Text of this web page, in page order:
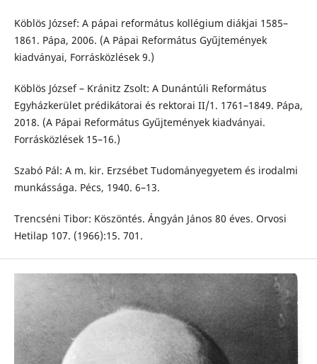
Köblös József: A pápai református kollégium diákjai 1585–
1861. Pápa, 2006. (A Pápai Református Gyűjtemények
kiadványai, Forrásközlések 9.)
Köblös József – Kránitz Zsolt: A Dunántúli Református
Egyházkerület prédikátorai és rektorai II/1. 1761–1849. Pápa,
2018. (A Pápai Református Gyűjtemények kiadványai.
Forrásközlések 15–16.)
Szabó Pál: A m. kir. Erzsébet Tudományegyetem és irodalmi
munkássága. Pécs, 1940. 6–13.
Trencséni Tibor: Köszöntés. Ángyán János 80 éves. Orvosi
Hetilap 107. (1966):15. 701.